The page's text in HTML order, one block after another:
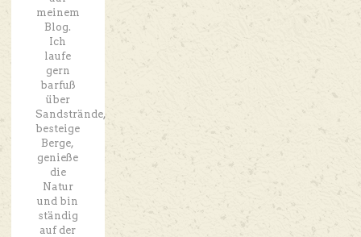
meinem
Blog.
Ich
laufe
gern
barfuß
über
Sandstrände,
besteige
Berge,
genieße
die
Natur
und bin
ständig
auf der